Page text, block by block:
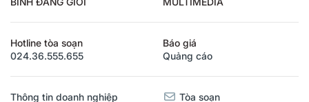
Hotline tòa soạn
024.36.555.655
Báo giá
Quảng cáo
Thông tin doanh nghiệp Tòa soạn